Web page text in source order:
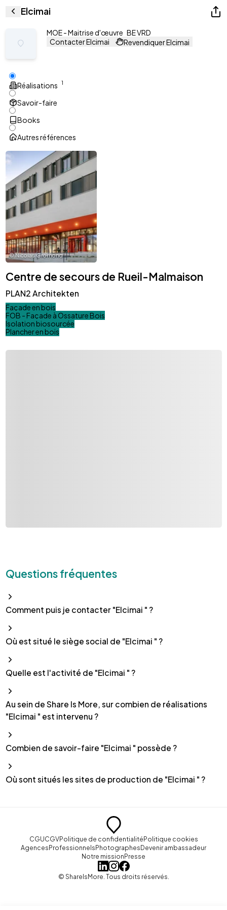
Elcimai
MOE - Maitrise d'œuvre BE VRD
Contacter Elcimai
Revendiquer Elcimai
Réalisations 1
Savoir-faire
Books
Autres références
©Nicolas Gromond
Centre de secours de Rueil-Malmaison
PLAN2 Architekten
Façade en bois
FOB - Façade à Ossature Bois
Isolation biosourcée
Plancher en bois
Questions fréquentes
Comment puis je contacter "Elcimai " ?
Où est situé le siège social de "Elcimai " ?
Quelle est l'activité de "Elcimai " ?
Au sein de Share Is More, sur combien de réalisations
"Elcimai " est intervenu ?
Combien de savoir-faire "Elcimai " possède ?
Où sont situés les sites de production de "Elcimai " ?
CGUCGVPolitique de confidentialitéPolitique cookies
AgencesProfessionnelsPhotographesDevenir ambassadeur
Notre missionPresse
© ShareIsMore. Tous droits réservés.